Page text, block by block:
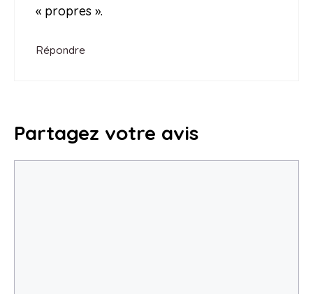
« propres ».
Répondre
Partagez votre avis